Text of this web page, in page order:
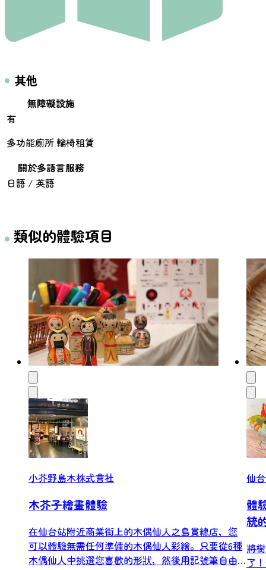
其他
無障礙設施
有
多功能廁所 輪椅租賃
關於多語言服務
日語 / 英語
類似的體驗項目
小芥野島木株式會社
木芥子繪畫體驗
在仙台站附近商業街上的木偶仙人之島貫總店，您
可以體驗無需任何準備的木偶仙人彩繪。只要從6種
木偶仙人中挑選您喜歡的形狀，然後用記號筆自由
仙
體
統
將
了